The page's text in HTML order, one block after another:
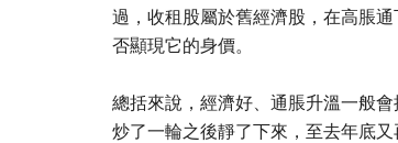
過，收租股屬於舊經濟股，在高脹
否顯現它的身價。
總括來說，經濟好、通脹升溫一般
炒了一輪之後靜了下來，至去年底